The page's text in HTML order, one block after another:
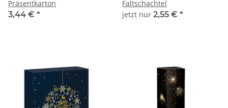
Präsentkarton
3,44 € *
Faltschachtel
jetzt nur 2,55 € *